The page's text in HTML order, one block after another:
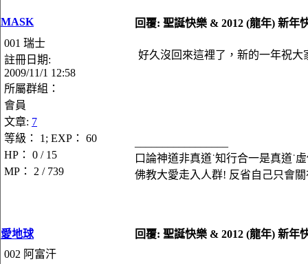
MASK
回覆: 聖誕快樂 & 2012 (龍年) 新年
001 瑞士
註冊日期:
2009/11/1 12:58
所屬群組：
會員
文章: 7
等級： 1; EXP： 60
HP： 0 / 15
MP： 2 / 739
好久沒回來這裡了，新的一年祝大
口論神道非真道˙知行合一是真道˙
佛教大愛走入人群! 反省自己只會
愛地球
回覆: 聖誕快樂 & 2012 (龍年) 新年
002 阿富汗